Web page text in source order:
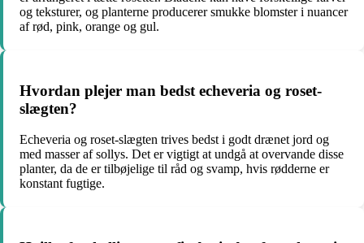
og teksturer, og planterne producerer smukke blomster i nuancer
af rød, pink, orange og gul.
Hvordan plejer man bedst echeveria og roset-
slægten?
Echeveria og roset-slægten trives bedst i godt drænet jord og
med masser af sollys. Det er vigtigt at undgå at overvande disse
planter, da de er tilbøjelige til råd og svamp, hvis rødderne er
konstant fugtige.